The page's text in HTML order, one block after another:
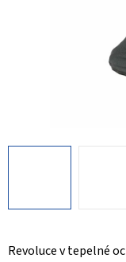
Revoluce v tepelné